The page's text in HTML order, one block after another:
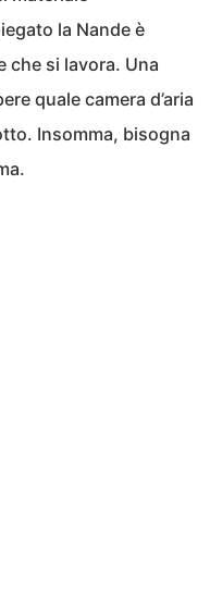
la Nande è
che si lavora. Una
quale camera d’aria
Insomma, bisogna